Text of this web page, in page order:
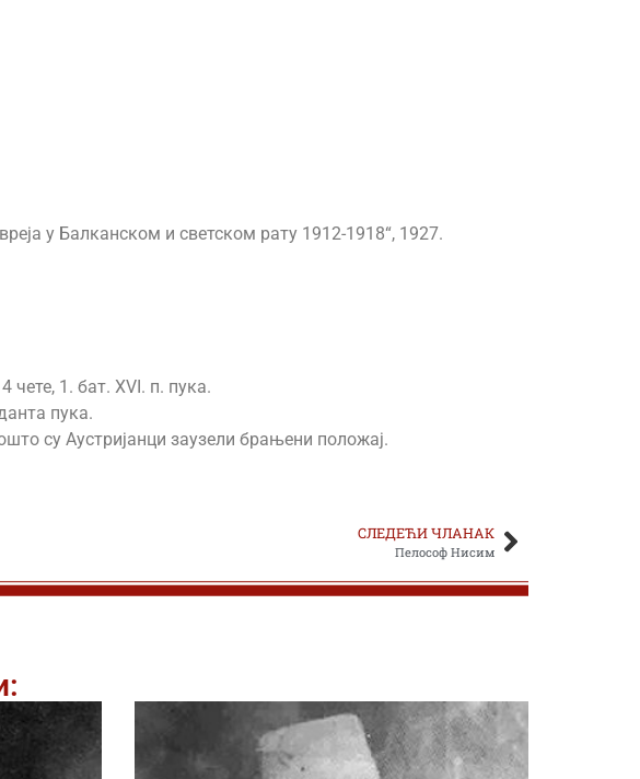
у Балканском и светском рату 1912-1918“, 1927.
чете, 1. бат. XVI. п. пука.
пука.
су Аустријанци заузели брањени положај.
СЛЕДЕЋИ ЧЛАНАК
Пелософ Нисим